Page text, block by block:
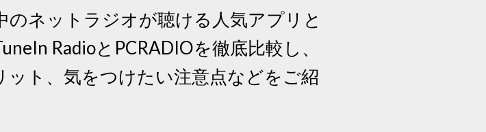
のネットラジオが聴ける人気アプリと
RadioとPCRADIOを徹底比較し、
ト、気をつけたい注意点などをご紹